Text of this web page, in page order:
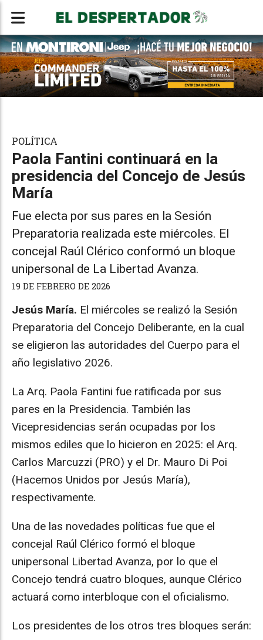
Paola Fantini continuará en la
presidencia del Concejo de Jesús
María
Fue electa por sus pares en la Sesión
Preparatoria realizada este miércoles. El
concejal Raúl Clérico conformó un bloque
unipersonal de La Libertad Avanza.
POLÍTICA
19 DE FEBRERO DE 2026
Jesús María. El miércoles se realizó la Sesión
Preparatoria del Concejo Deliberante, en la cual
se eligieron las autoridades del Cuerpo para el
año legislativo 2026.
La Arq. Paola Fantini fue ratificada por sus
pares en la Presidencia. También las
Vicepresidencias serán ocupadas por los
mismos ediles que lo hicieron en 2025: el Arq.
Carlos Marcuzzi (PRO) y el Dr. Mauro Di Poi
(Hacemos Unidos por Jesús María),
respectivamente.
Una de las novedades políticas fue que el
concejal Raúl Clérico formó el bloque
unipersonal Libertad Avanza, por lo que el
Concejo tendrá cuatro bloques, aunque Clérico
actuará como interbloque con el oficialismo.
Los presidentes de los otros tres bloques serán: